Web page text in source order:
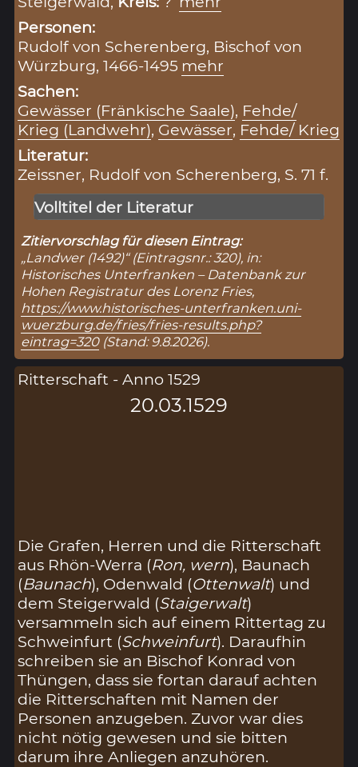
Personen:
Rudolf von Scherenberg, Bischof von
Würzburg, 1466-1495 mehr
Sachen:
Gewässer (Fränkische Saale), Fehde/
Krieg (Landwehr), Gewässer, Fehde/ Krieg
Literatur:
Zeissner, Rudolf von Scherenberg, S. 71 f.
Volltitel der Literatur
Zitiervorschlag für diesen Eintrag:
„Landwer (1492)“ (Eintragsnr.: 320), in:
Historisches Unterfranken – Datenbank zur
Hohen Registratur des Lorenz Fries,
https://www.historisches-unterfranken.uni-
wuerzburg.de/fries/fries-results.php?
eintrag=320(Stand: 9.8.2026).
Ritterschaft - Anno 1529
20.03.1529
Die Grafen, Herren und die Ritterschaft
aus Rhön-Werra (Ron, wern), Baunach
(Baunach), Odenwald (Ottenwalt) und
dem Steigerwald (Staigerwalt)
versammeln sich auf einem Rittertag zu
Schweinfurt (Schweinfurt). Daraufhin
schreiben sie an Bischof Konrad von
Thüngen, dass sie fortan darauf achten
die Ritterschaften mit Namen der
Personen anzugeben. Zuvor war dies
nicht nötig gewesen und sie bitten
darum ihre Anliegen anzuhören.